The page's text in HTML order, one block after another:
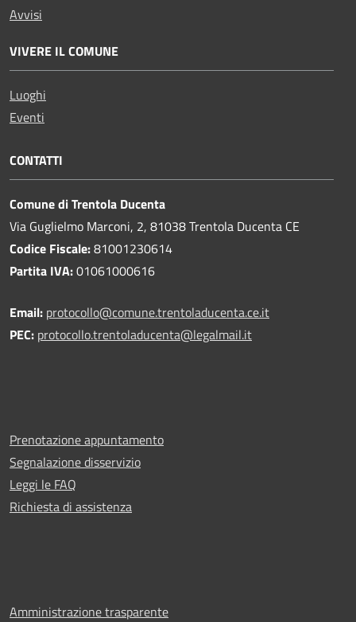
Avvisi
VIVERE IL COMUNE
Luoghi
Eventi
CONTATTI
Comune di Trentola Ducenta
Via Guglielmo Marconi, 2, 81038 Trentola Ducenta CE
Codice Fiscale:81001230614
Partita IVA:01061000616
Email: protocollo@comune.trentoladucenta.ce.it
PEC: protocollo.trentoladucenta@legalmail.it
Prenotazione appuntamento
Segnalazione disservizio
Leggi le FAQ
Richiesta di assistenza
Amministrazione trasparente